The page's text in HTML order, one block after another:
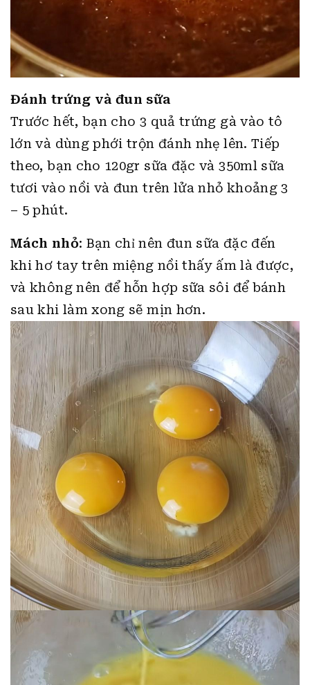
Đánh trứng và đun sữa
Trước hết, bạn cho 3 quả trứng gà vào tô
lớn và dùng phới trộn đánh nhẹ lên. Tiếp
theo, bạn cho 120gr sữa đặc và 350ml sữa
tươi vào nồi và đun trên lửa nhỏ khoảng 3
– 5 phút.
Mách nhỏ: Bạn chỉ nên đun sữa đặc đến
khi hơ tay trên miệng nồi thấy ấm là được,
và không nên để hỗn hợp sữa sôi để bánh
sau khi làm xong sẽ mịn hơn.